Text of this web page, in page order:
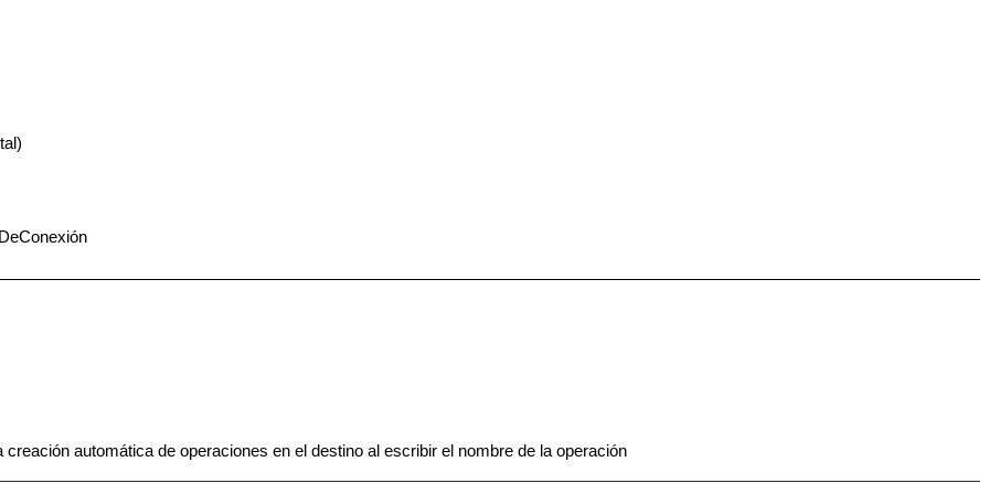
automática de operaciones en el destino al escribir el nombre de la operación